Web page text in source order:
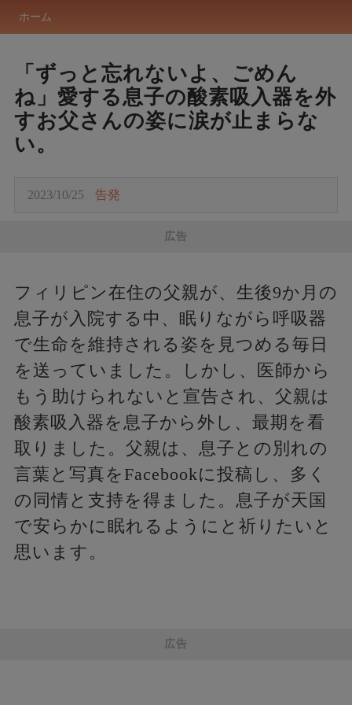
ホーム
「ずっと忘れないよ、ごめん
ね」愛する息子の酸素吸入器を外
すお父さんの姿に涙が止まらな
い。
2023/10/25 告発
広告
フィリピン在住の父親が、生後9か月の
息子が入院する中、眠りながら呼吸器
で生命を維持される姿を見つめる毎日
を送っていました。しかし、医師から
もう助けられないと宣告され、父親は
酸素吸入器を息子から外し、最期を看
取りました。父親は、息子との別れの
言葉と写真をFacebookに投稿し、多く
の同情と支持を得ました。息子が天国
で安らかに眠れるようにと祈りたいと
思います。
広告